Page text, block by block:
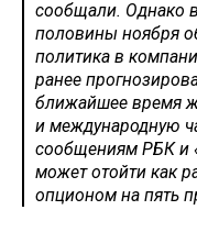
сообщали. Однако
половины ноября
политика в
ранее
ближайшее время
и международную
сообщениям РБК и
может отойти как
опционом на пять